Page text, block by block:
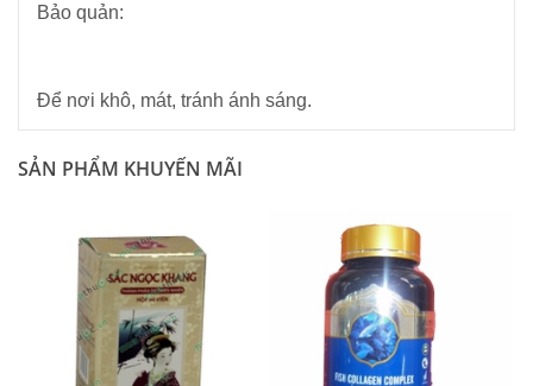
Bảo quản:
Để nơi khô, mát, tránh ánh sáng.
SẢN PHẨM KHUYẾN MÃI